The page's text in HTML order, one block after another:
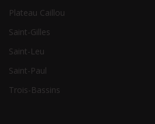
Plateau Caillou
Saint-Gilles
Saint-Leu
Saint-Paul
Trois-Bassins